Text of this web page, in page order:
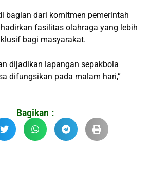
bagian dari komitmen pemerintah
fasilitas olahraga yang lebih
bagi masyarakat.
dijadikan lapangan sepakbola
difungsikan pada malam hari,”
Bagikan :